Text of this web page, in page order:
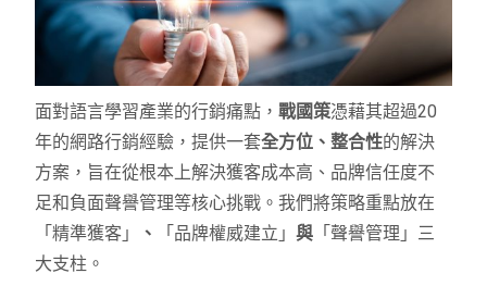
面對語言學習產業的行銷痛點，戰國策憑藉其超過20
年的網路行銷經驗，提供一套全方位、整合性的解決
方案，旨在從根本上解決獲客成本高、品牌信任度不
足和負面聲譽管理等核心挑戰。我們將策略重點放在
「精準獲客」
、 「品牌權威建立」與 「聲譽管理」三
大支柱。